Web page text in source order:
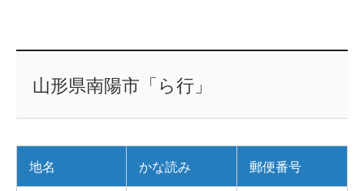
山形県南陽市「ら行」
地名 かな読み 郵便番号